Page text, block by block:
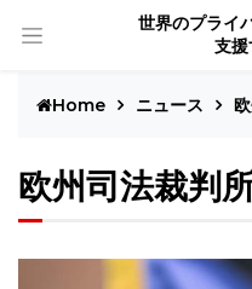
世界のプライ
支援
Home ニュース
欧州司法裁判